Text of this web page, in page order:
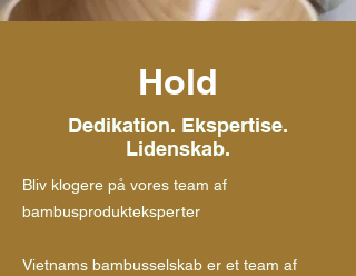
Hold
Dedikation. Ekspertise.
Lidenskab.
Bliv klogere på vores team af
bambusprodukteksperter
Vietnams bambusselskab er et team af